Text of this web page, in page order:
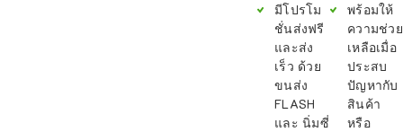
มีโปรโม
ชั่นส่งฟรี
และส่ง
เร็ว ด้วย
ขนส่ง
FLASH
และ นิ่มซี่
พร้อมให้
ความช่วย
เหลือเมื่อ
ประสบ
ปัญหากับ
สินค้า
หรือ